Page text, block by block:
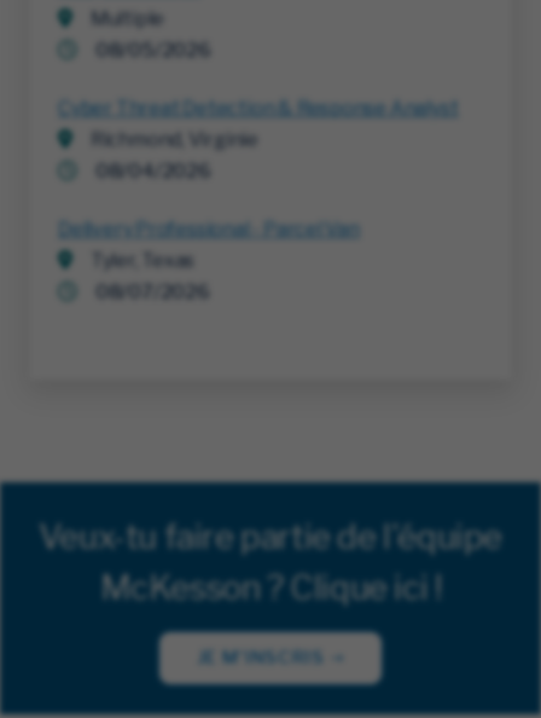
Multiple
08/05/2026
Cyber Threat Detection & Response Analyst
Richmond, Virginie
08/04/2026
Delivery Professional - Parcel Van
Tyler, Texas
08/07/2026
Veux-tu faire partie de l'équipe
McKesson ? Clique ici !
JE M'INSCRIS